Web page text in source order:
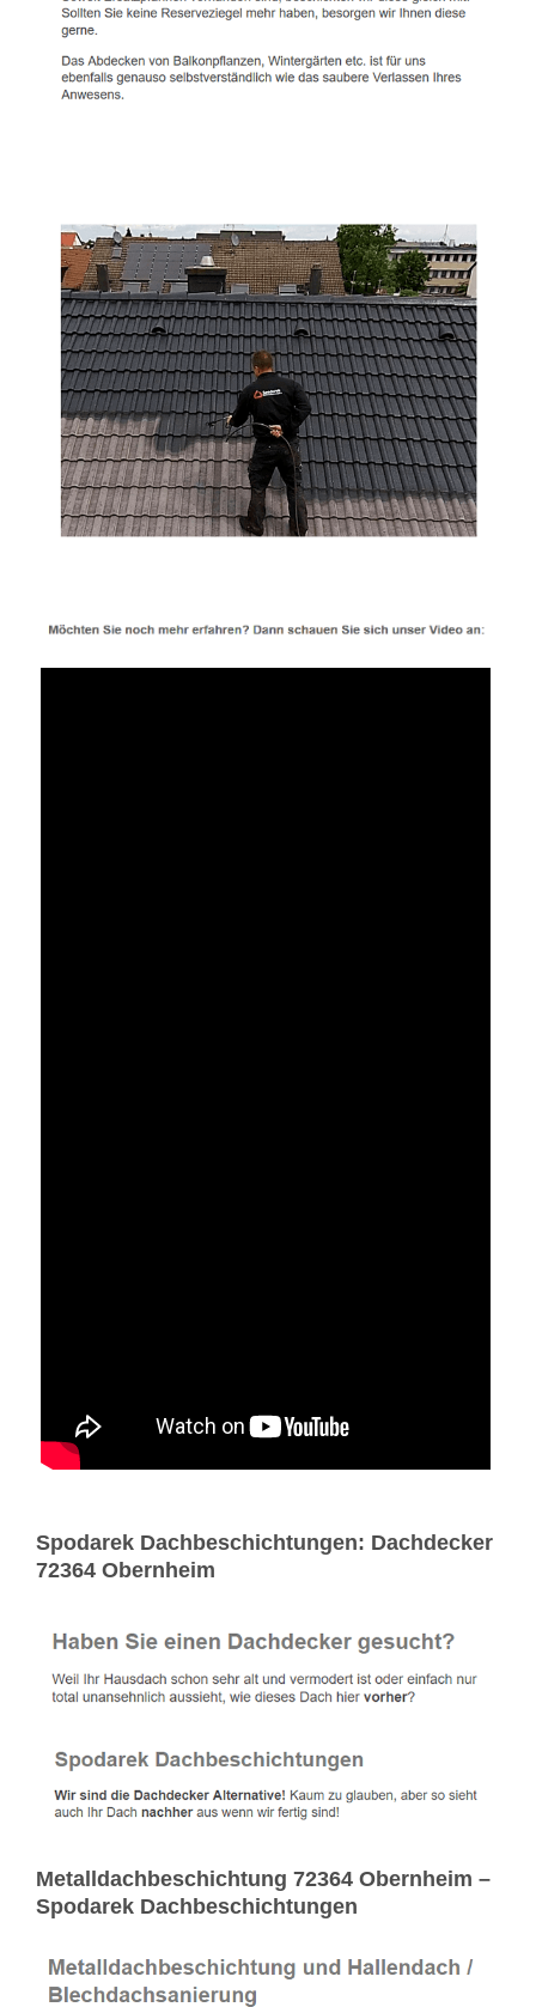
Spodarek Dachbeschichtungen: Dachdecker
72364 Obernheim
Metalldachbeschichtung 72364 Obernheim –
Spodarek Dachbeschichtungen